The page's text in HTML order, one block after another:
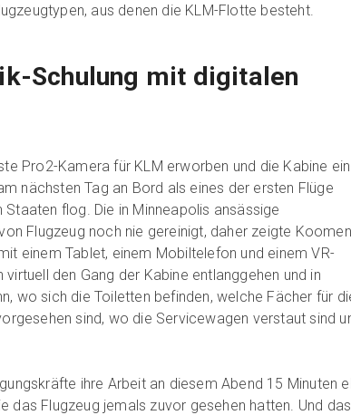
aus denen die KLM-Flotte besteht.
Schulung mit digitalen
Pro2-Kamera für KLM erworben und die Kabine
nächsten Tag an Bord als eines der ersten Flüge
flog. Die in Minneapolis ansässige
Flugzeug noch nie gereinigt, daher zeigte
einem Tablet, einem Mobiltelefon und einem VR-
den Gang der Kabine entlanggehen und in
wo sich die Toiletten befinden, welche Fächer für
sind, wo die Servicewagen verstaut sind
ihre Arbeit an diesem Abend 15 Minuten
das Flugzeug jemals zuvor gesehen hatten. Und das